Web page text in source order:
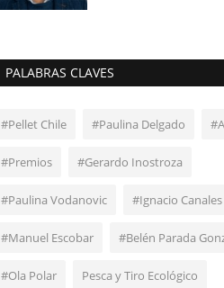
PALABRAS CLAVES
#Pellet Chile #Paulina Delgado
#Premios #Gerardo Inostroza
#Paulina Vodanovic #Ignacio Canales
#Manuel Escobar #Belén Parada
#Ola Polar Pesca y Tiro Ecológico